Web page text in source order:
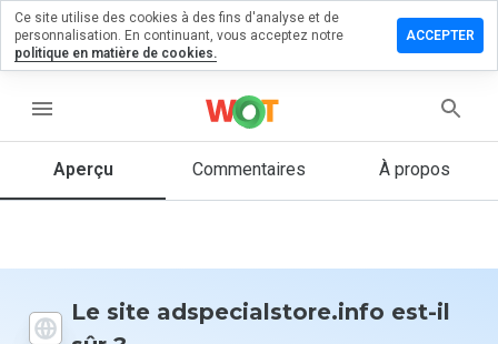
menu
Aperçu Commentaires À propos
Le site adspecialstore.info est-il
un
sur
Quelle
donneriez-
Ce site utilise des cookies à des fins d'analyse et de
personnalisation. En continuant, vous acceptez notre
politique en matière de cookies.
ACCEPTER